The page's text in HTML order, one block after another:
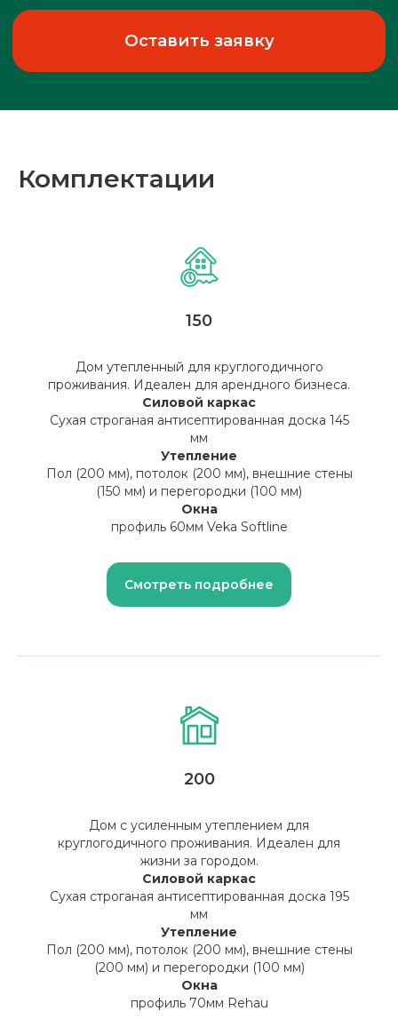
Комплектации
150
Дом утепленный для круглогодичного
проживания. Идеален для арендного бизнеса.
Силовой каркас
Сухая строганая антисептированная доска 145
мм
Утепление
Пол (200 мм), потолок (200 мм), внешние стены
(150 мм) и перегородки (100 мм)
Окна
профиль 60мм Veka Softline
Смотреть подробнее
200
Дом с усиленным утеплением для
круглогодичного проживания. Идеален для
жизни за городом.
Силовой каркас
Сухая строганая антисептированная доска 195
мм
Утепление
Пол (200 мм), потолок (200 мм), внешние стены
(200 мм) и перегородки (100 мм)
Окна
профиль 70мм Rehau
Оставить заявку
индивидуальную смету!